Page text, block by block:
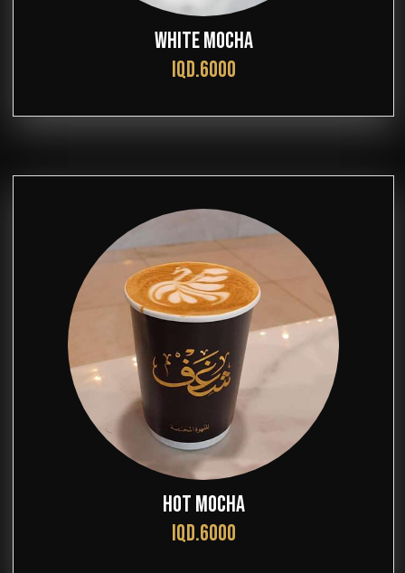
WHITE MOCHA
IQD.6000
HOT MOCHA
IQD.6000